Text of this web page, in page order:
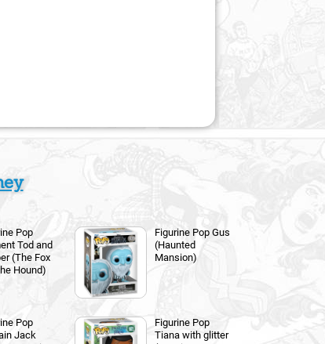
Pop
Tod and
(The Fox
Hound)
Figurine Pop Gus
(Haunted
Mansion)
Pop
Jack
Figurine Pop
Tiana with glitter